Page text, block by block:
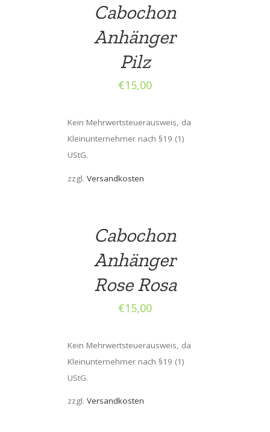
Cabochon
Anhänger
Pilz
€15,00
Kein Mehrwertsteuerausweis, da
Kleinunternehmer nach §19 (1)
UStG.
zzgl. Versandkosten
Cabochon
Anhänger
Rose Rosa
€15,00
Kein Mehrwertsteuerausweis, da
Kleinunternehmer nach §19 (1)
UStG.
zzgl. Versandkosten